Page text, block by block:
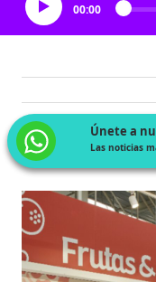
00:00
Únete a
Las noticias